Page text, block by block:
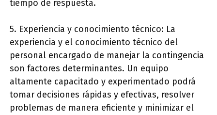
tiempo de respuesta.
5. Experiencia y conocimiento técnico: La
experiencia y el conocimiento técnico del
personal encargado de manejar la contingencia
son factores determinantes. Un equipo
altamente capacitado y experimentado podrá
tomar decisiones rápidas y efectivas, resolver
problemas de manera eficiente y minimizar el